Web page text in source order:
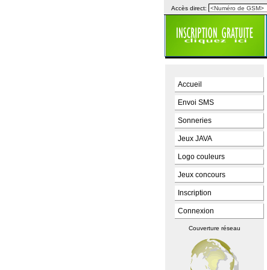
Accès direct:
Accueil
Envoi SMS
Sonneries
Jeux JAVA
Logo couleurs
Jeux concours
Inscription
Connexion
Couverture réseau